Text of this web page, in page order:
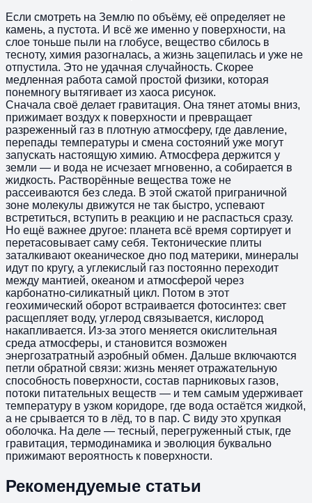
Если смотреть на Землю по объёму, её определяет не
камень, а пустота. И всё же именно у поверхности, на
слое тоньше пыли на глобусе, вещество сбилось в
тесноту, химия разогналась, а жизнь зацепилась и уже не
отпустила. Это не удачная случайность. Скорее
медленная работа самой простой физики, которая
понемногу вытягивает из хаоса рисунок.
Сначала своё делает гравитация. Она тянет атомы вниз,
прижимает воздух к поверхности и превращает
разреженный газ в плотную атмосферу, где давление,
перепады температуры и смена состояний уже могут
запускать настоящую химию. Атмосфера держится у
земли — и вода не исчезает мгновенно, а собирается в
жидкость. Растворённые вещества тоже не
рассеиваются без следа. В этой сжатой приграничной
зоне молекулы движутся не так быстро, успевают
встретиться, вступить в реакцию и не распасться сразу.
Но ещё важнее другое: планета всё время сортирует и
перетасовывает саму себя. Тектонические плиты
заталкивают океаническое дно под материки, минералы
идут по кругу, а углекислый газ постоянно переходит
между мантией, океаном и атмосферой через
карбонатно-силикатный цикл. Потом в этот
геохимический оборот встраивается фотосинтез: свет
расщепляет воду, углерод связывается, кислород
накапливается. Из-за этого меняется окислительная
среда атмосферы, и становится возможен
энергозатратный аэробный обмен. Дальше включаются
петли обратной связи: жизнь меняет отражательную
способность поверхности, состав парниковых газов,
потоки питательных веществ — и тем самым удерживает
температуру в узком коридоре, где вода остаётся жидкой,
а не срывается то в лёд, то в пар. С виду это хрупкая
оболочка. На деле — тесный, перегруженный стык, где
гравитация, термодинамика и эволюция буквально
прижимают вероятность к поверхности.
Рекомендуемые статьи